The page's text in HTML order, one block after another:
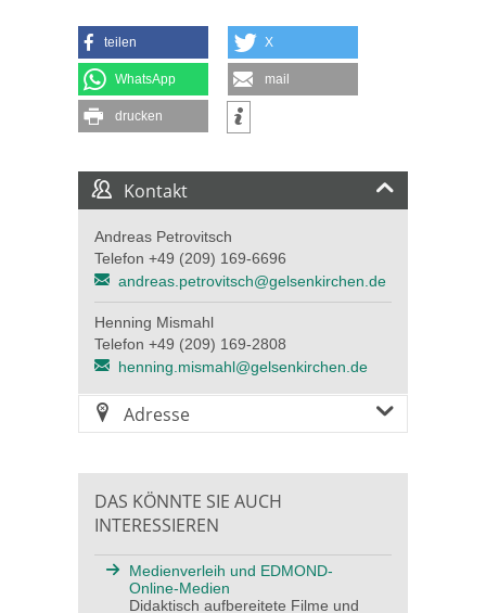
teilen X
WhatsApp mail
drucken
Kontakt
Andreas Petrovitsch
Telefon +49 (209) 169-6696
andreas.petrovitsch@gelsenkirchen.de
Henning Mismahl
Telefon +49 (209) 169-2808
henning.mismahl@gelsenkirchen.de
Adresse
DAS KÖNNTE SIE AUCH
INTERESSIEREN
Medienverleih und EDMOND-
Online-Medien
Didaktisch aufbereitete Filme und